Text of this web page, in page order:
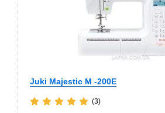
Juki Majestic M -200E
(3)